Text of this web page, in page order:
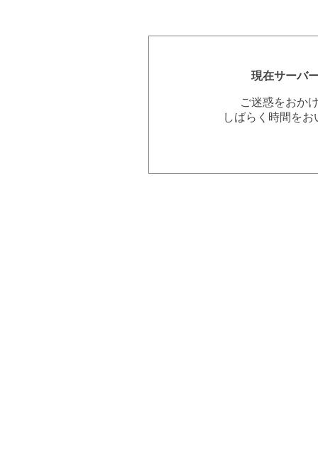
現在サーバ
ご迷惑をおか
しばらく時間を